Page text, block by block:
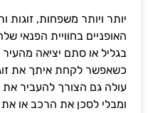
יותר ויותר משפחות, זוגות
האופניים בחוויית הפנאי
בגליל או סתם יציאה
כשאפשר לקחת איתך את
עולה גם הצורך להעביר את
ומבלי לסכן את הרכב או